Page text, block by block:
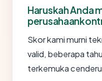
Haruskah Anda
Skor kami murni
valid, beberapa
terkemuka